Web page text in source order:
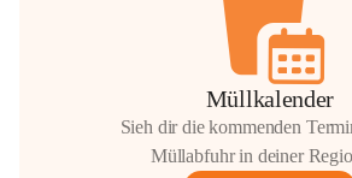
Müllkalender
Sieh dir die kommenden
Müllabfuhr in deiner